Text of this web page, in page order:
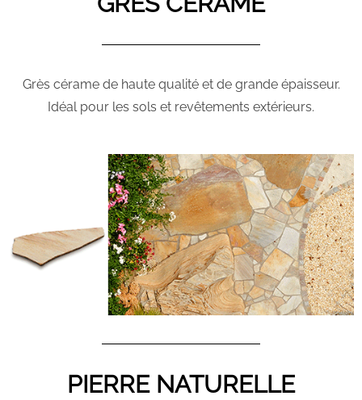
Grès cérame de haute qualité et de grande épaisseur.
Idéal pour les sols et revêtements extérieurs.
PIERRE NATURELLE